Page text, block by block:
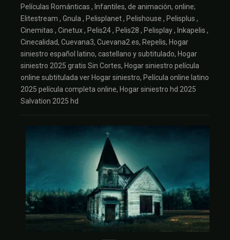
Películas Románticas , Infantiles, de animación, online;
Elitestream , Gnula , Pelisplanet , Pelishouse , Pelisplus ,
Cinemitas , Cinetux , Pelis24 , Pelis28 , Pelisplay , Inkapelis ,
Cinecalidad, Cuevana3, Cuevana2.es, Repelis, Hogar
siniestro español latino, castellano y subtitulado, Hogar
siniestro 2025 gratis Sin Cortes, Hogar siniestro película
online subtitulada ver Hogar siniestro, Película online latino
2025 película completa online, Hogar siniestro hd 2025
Salvation 2025 hd